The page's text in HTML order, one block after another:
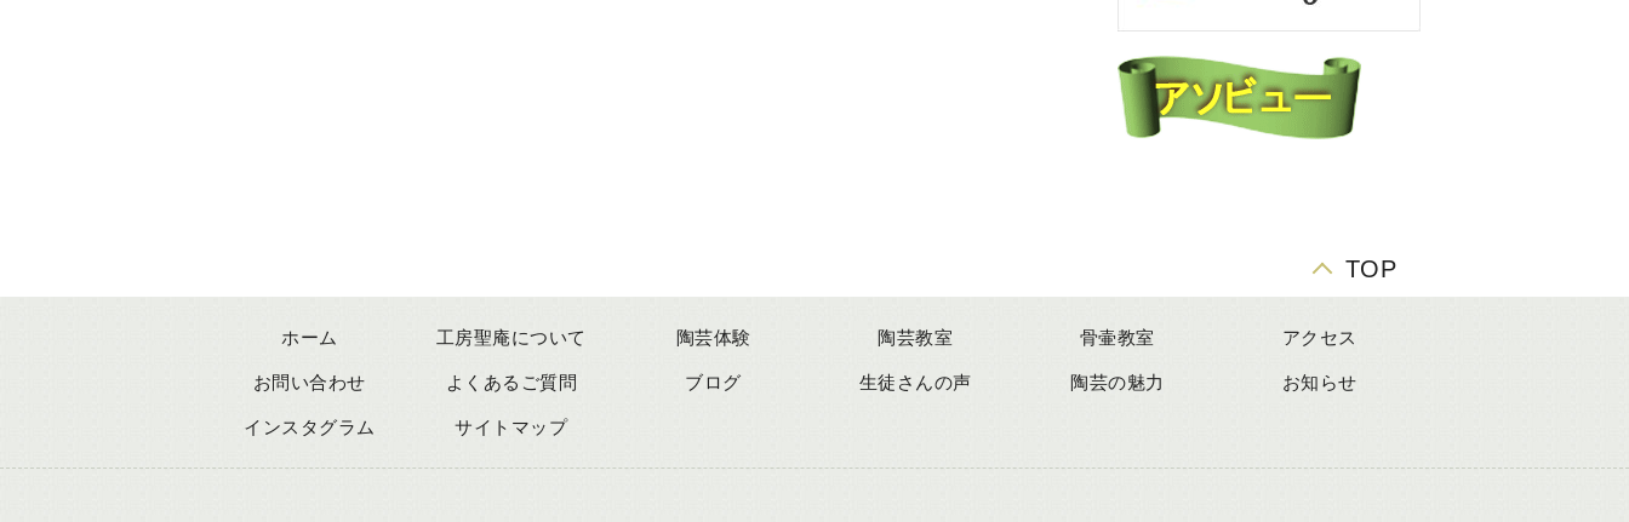
TOP
ホーム 工房聖庵について 陶芸体験 陶芸教室 骨壷教室 アクセス
お問い合わせ よくあるご質問 ブログ 生徒さんの声 陶芸の魅力 お知らせ
インスタグラム サイトマップ